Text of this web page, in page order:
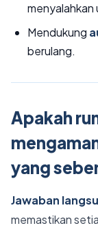
menyalahkan
Mendukung
berulang.
Apakah
yang
Jawaban
memastikan